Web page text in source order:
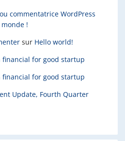
commentatrice WordPress
!
sur Hello world!
financial for good startup
financial for good startup
Update, Fourth Quarter